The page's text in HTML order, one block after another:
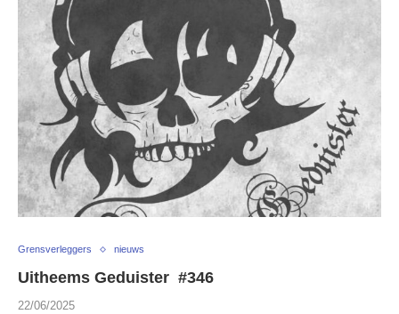
Grensverleggers nieuws
Uitheems Geduister #346
22/06/2025